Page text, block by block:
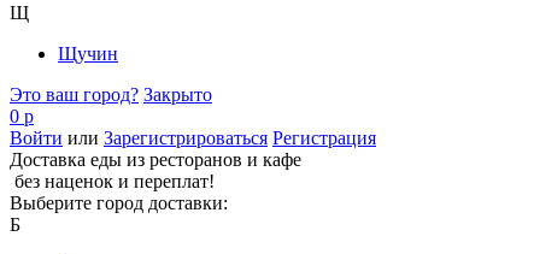
Щ
Щучин
Это ваш город? Закрыто
0 р
Войти или Зарегистрироваться Регистрация
Доставка еды из ресторанов и кафе
без наценок и переплат!
Выберите город доставки:
Б